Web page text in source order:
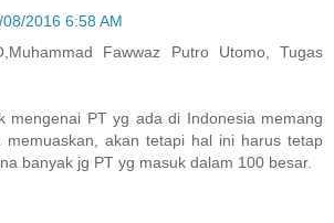
08/2016 6:58 AM
Fawwaz Putro Utomo, Tugas
mengenai PT yg ada di Indonesia memang
memuaskan, akan tetapi hal ini harus tetap
banyak jg PT yg masuk dalam 100 besar.